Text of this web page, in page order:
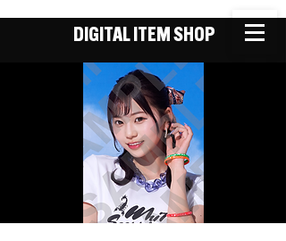
DIGITAL ITEM SHOP